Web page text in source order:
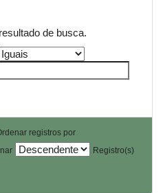
de busca.
registros por
Registro(s)